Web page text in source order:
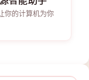
你的计算机为你